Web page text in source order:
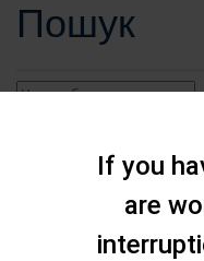
Пошук
If you
are